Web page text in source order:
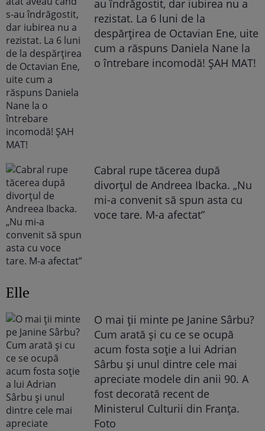
au îndrăgostit, dar iubirea nu a
rezistat. La 6 luni de la
despărțirea de Octavian Ene, uite
cum a răspuns Daniela Nane la
o întrebare incomodă! ȘAH MAT!
Cabral rupe tăcerea după
divorțul de Andreea Ibacka. „Nu
mi-a convenit să spun asta cu
voce tare. M-a afectat”
Elle
O mai ții minte pe Janine Sârbu?
Cum arată și cu ce se ocupă
acum fosta soție a lui Adrian
Sârbu și unul dintre cele mai
apreciate modele din anii 90. A
fost decorată recent de
Ministerul Culturii din Franța.
Foto